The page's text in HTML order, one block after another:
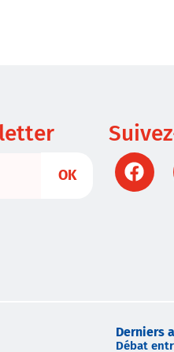
OK
Derniers
Débat